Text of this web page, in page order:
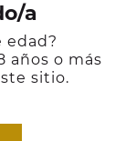
a
edad?
años o más
sitio.